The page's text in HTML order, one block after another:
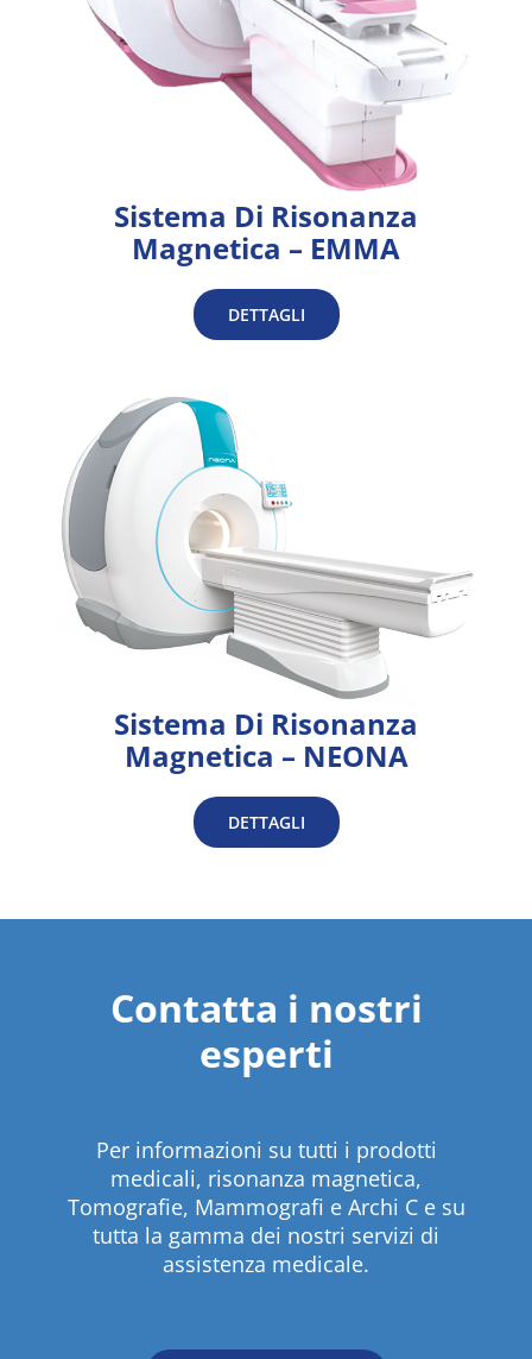
Sistema Di Risonanza
Magnetica – EMMA
DETTAGLI
Sistema Di Risonanza
Magnetica – NEONA
DETTAGLI
Contatta i nostri
esperti
Per informazioni su tutti i prodotti
medicali, risonanza magnetica,
Tomografie, Mammografi e Archi C e su
tutta la gamma dei nostri servizi di
assistenza medicale.